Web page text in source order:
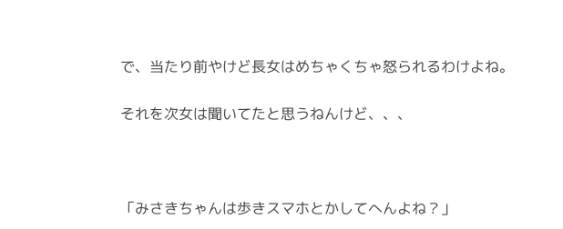
で、当たり前やけど長女はめちゃくちゃ怒られるわけよね。
それを次女は聞いてたと思うねんけど、、、
「みさきちゃんは歩きスマホとかしてへんよね？」